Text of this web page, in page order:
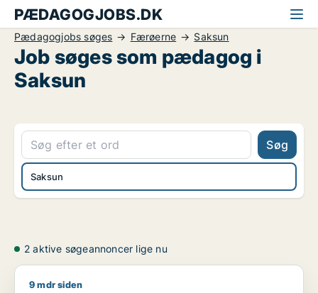
PÆDAGOGJOBS.DK
Pædagogjobs søges Færøerne Saksun
Job søges som pædagog i
Saksun
Søg
Saksun
2 aktive søgeannoncer lige nu
Jeg søger job som kommunikationsmedarbejder /
9 mdr siden